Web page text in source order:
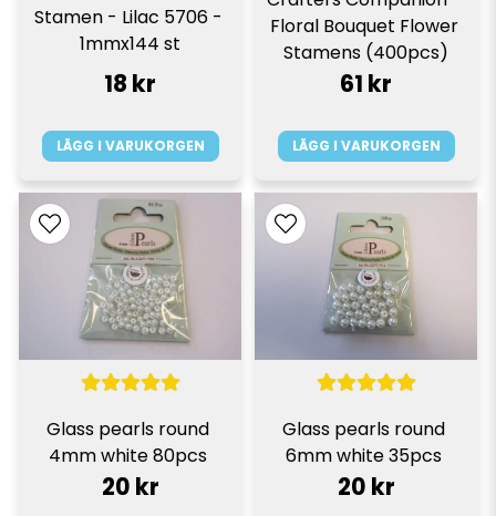
Stamen - Lilac 5706 -
1mmx144 st
18 kr
LÄGG I VARUKORGEN
Floral Bouquet Flower
Stamens (400pcs)
61 kr
LÄGG I VARUKORGEN
Glass pearls round
4mm white 80pcs
20 kr
Glass pearls round
6mm white 35pcs
20 kr